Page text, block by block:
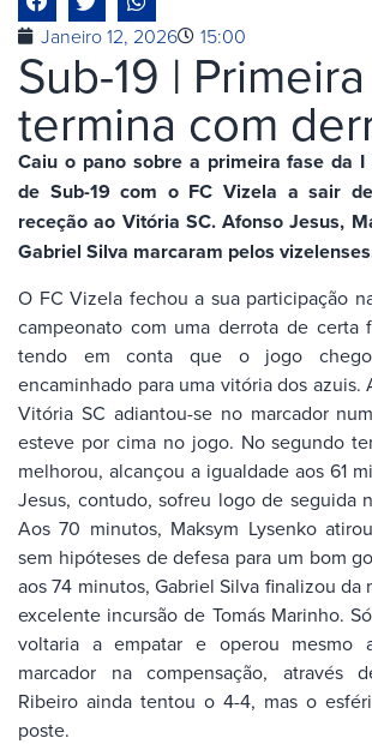
Janeiro 12, 2026 15:00
Sub-19 |
termina com
Caiu o pano sobre a primeira fase da I
de Sub-19 com o FC Vizela a sair
receção ao Vitória SC. Afonso Jesus,
Gabriel Silva marcaram pelos
O FC Vizela fechou a sua participação
campeonato com uma derrota de certa
tendo em conta que o jogo
encaminhado para uma vitória dos azuis.
Vitória SC adiantou-se no marcador
esteve por cima no jogo. No segundo
melhorou, alcançou a igualdade aos 61
Jesus, contudo, sofreu logo de seguida
Aos 70 minutos, Maksym Lysenko
sem hipóteses de defesa para um bom
aos 74 minutos, Gabriel Silva finalizou da
excelente incursão de Tomás Marinho.
voltaria a empatar e operou mesmo
marcador na compensação, através
Ribeiro ainda tentou o 4-4, mas o
poste.